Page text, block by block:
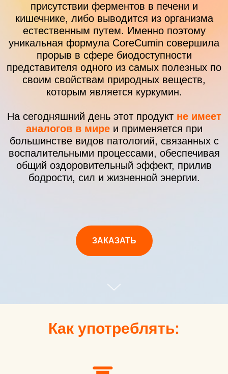
присутствии ферментов в печени и
кишечнике, либо выводится из организма
естественным путем. Именно поэтому
уникальная формула CoreCumin совершила
прорыв в сфере биодоступности
представителя одного из самых полезных по
своим свойствам природных веществ,
которым является куркумин.
На сегодняшний день этот продукт не имеет
аналогов в мире и применяется при
большинстве видов патологий, связанных с
воспалительными процессами, обеспечивая
общий оздоровительный эффект, прилив
бодрости, сил и жизненной энергии.
ЗАКАЗАТЬ
Как употреблять: